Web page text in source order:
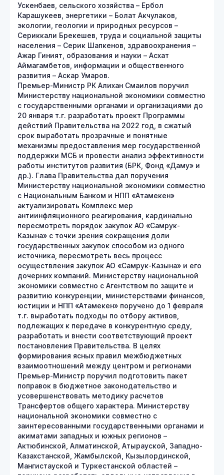
Ускенбаев, сельского хозяйства – Ербол
Карашукеев, энергетики – Болат Акчулаков,
экологии, геологии и природных ресурсов –
Сериккали Брекешев, труда и социальной защиты
населения – Серик Шапкенов, здравоохранения –
Ажар Гиният, образования и науки – Асхат
Аймагамбетов, информации и общественного
развития – Аскар Умаров.
Премьер-Министр РК Алихан Смаилов поручил
Министерству национальной экономики совместно
с государственными органами и организациями до
20 января т.г. разработать проект Программы
действий Правительства на 2022 год, в сжатый
срок выработать прозрачные и понятные
механизмы предоставления мер государственной
поддержки МСБ и провести анализ эффективности
работы институтов развития (БРК, Фонд «Даму» и
др.). Глава Правительства дал поручения
Министерству национальной экономики совместно
с Национальным Банком и НПП «Атамекен»
актуализировать Комплекс мер
антиинфляционного реагирования, кардинально
пересмотреть порядок закупок АО «Самрук-
Казына» с точки зрения сокращения доли
государственных закупок способом из одного
источника, пересмотреть весь процесс
осуществления закупок АО «Самрук-Казына» и его
дочерних компаний. Министерству национальной
экономики совместно с Агентством по защите и
развитию конкуренции, министерствами финансов,
юстиции и НПП «Атамекен» поручено до 1 февраля
т.г. выработать подходы по отбору активов,
подлежащих к передаче в конкурентную среду,
разработать и внести соответствующий проект
постановления Правительства. В целях
формирования ясных правил межбюджетных
взаимоотношений между центром и регионами
Премьер-Министр поручил подготовить пакет
поправок в бюджетное законодательство и
усовершенствовать методику расчетов
Трансфертов общего характера. Министерству
национальной экономики совместно с
заинтересованными государственными органами и
акиматами западных и южных регионов –
Актюбинской, Алматинской, Атырауской, Западно-
Казахстанской, Жамбылской, Кызылординской,
Мангистауской и Туркестанской областей –